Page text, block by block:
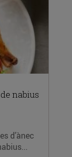
nabius
d’ànec